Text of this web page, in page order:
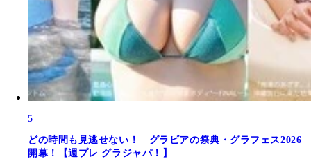
5
どの時間も見逃せない！ グラビアの祭典・グラフェス2026
開幕！【週プレ グラジャパ！】